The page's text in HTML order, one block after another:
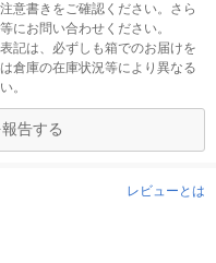
意書きをご確認ください。さら
にお問い合わせください。
記は、必ずしも箱でのお届けを
倉庫の在庫状況等により異なる
。
告する
レビューとは